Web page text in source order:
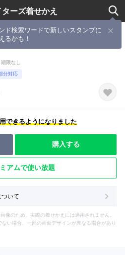
ーズ着せかえ
ド検索ワードで新しいスタンプに
るかも！
す 寿司 マグロ
限なし
分対応
できるようになりました
購入する
アムで使い放題
いて
像のため、実際の着せかえには適用されません。
い場合、一部の画面デザインが異なる場合があり